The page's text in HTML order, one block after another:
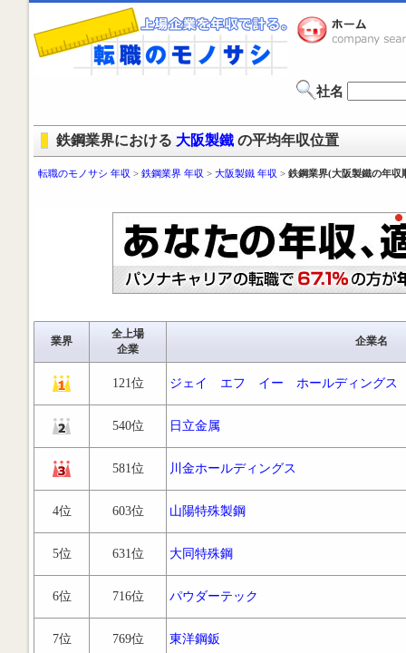
社名
鉄鋼業界における 大阪製鐵 の平均年収位置
転職のモノサシ 年収 > 鉄鋼業界 年収 > 大阪製鐵 年収 > 鉄鋼業界(大阪製鐵の年収
業界
全上場
企業
企業名
121位 ジェイ エフ イー ホールディングス
540位 日立金属
581位 川金ホールディングス
4位 603位 山陽特殊製鋼
5位 631位 大同特殊鋼
6位 716位 パウダーテック
7位 769位 東洋鋼鈑